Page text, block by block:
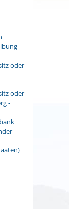
oder
oder
-